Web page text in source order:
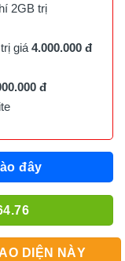
2GB trị
giá 4.000.000 đ
đ
đây
DIỆN NÀY